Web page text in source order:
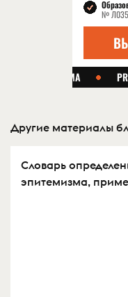
Другие материалы
Словарь
эпитемизма,